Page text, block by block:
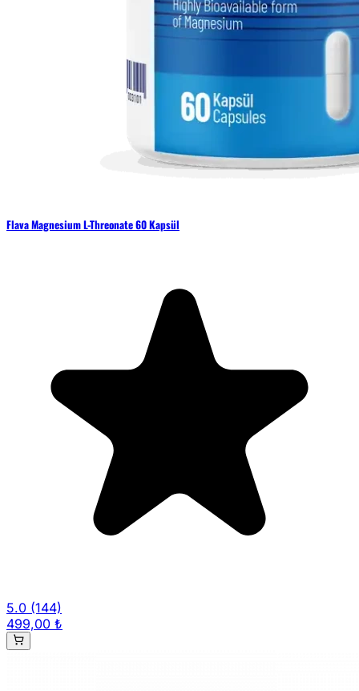
Flava Magnesium L-Threonate 60 Kapsül
5.0 (144)
499,00 ₺